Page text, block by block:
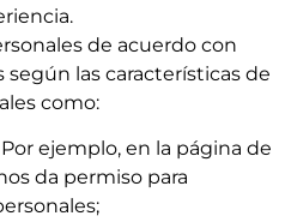
de acuerdo con
según las características de
como:
ejemplo, en la página de
da permiso para